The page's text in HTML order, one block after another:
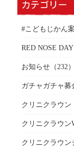
カテゴリー
#こどもじかん
RED NOSE DAY
お知らせ（232）
ガチャガチャ募
クリニクラウン
クリニクラウン
クリニクラウ